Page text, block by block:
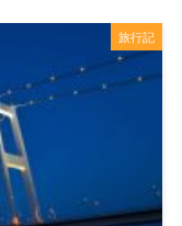
旅行記